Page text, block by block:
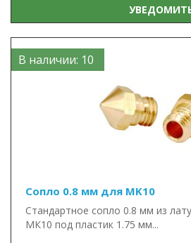
В наличии: 10
Сопло 0.8 мм для MK10
Стандартное сопло 0.8 мм из
МК10 под пластик 1.75 мм...